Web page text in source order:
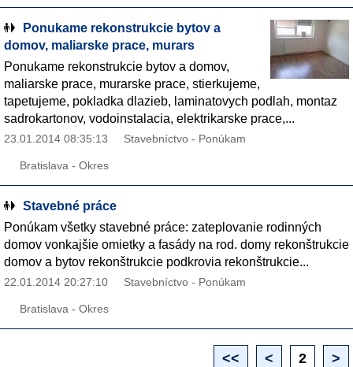
Ponukame rekonstrukcie bytov a
domov, maliarske prace, murars
Ponukame rekonstrukcie bytov a domov,
maliarske prace, murarske prace, stierkujeme,
tapetujeme, pokladka dlazieb, laminatovych podlah, montaz
sadrokartonov, vodoinstalacia, elektrikarske prace,...
23.01.2014 08:35:13 Stavebníctvo - Ponúkam
Bratislava - Okres
Stavebné práce
Ponúkam všetky stavebné práce: zateplovanie rodinných
domov vonkajšie omietky a fasády na rod. domy rekonštrukcie
domov a bytov rekonštrukcie podkrovia rekonštrukcie...
22.01.2014 20:27:10 Stavebníctvo - Ponúkam
Bratislava - Okres
<< < 2 >